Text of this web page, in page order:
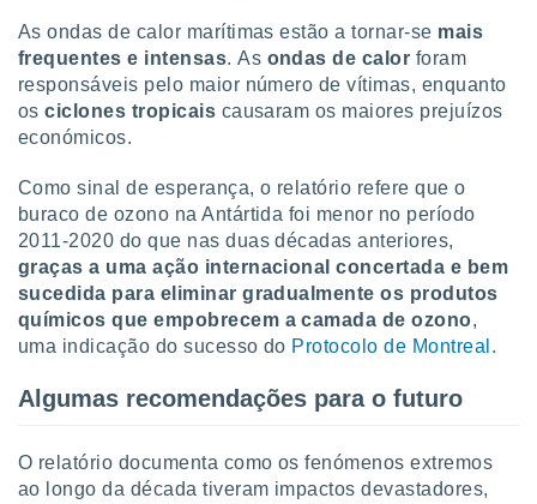
da
medir o
dos
os
ou
de dados
fontes,
e melhorar
dados
As ondas de calor marítimas estão a tornar-se mais
frequentes e intensas. As ondas de calor foram
responsáveis pelo maior número de vítimas, enquanto
osciclones tropicais causaram os maiores prejuízos
económicos.
Como sinal de esperança, o relatório refere que o
buraco de ozono na Antártida foi menor no período
2011-2020 do que nas duas décadas anteriores,
graças a uma ação internacional concertada e bem
sucedida para eliminar gradualmente os produtos
químicos que empobrecem a camada de ozono,
uma indicação do sucesso do Protocolo de Montreal.
Algumas recomendações para o futuro
O relatório documenta como os fenómenos extremos
ao longo da década tiveram impactos devastadores,